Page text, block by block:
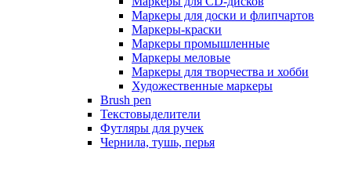
Маркеры для доски и флипчартов
Маркеры-краски
Маркеры промышленные
Маркеры меловые
Маркеры для творчества и хобби
Художественные маркеры
Brush pen
Текстовыделители
Футляры для ручек
Чернила, тушь, перья